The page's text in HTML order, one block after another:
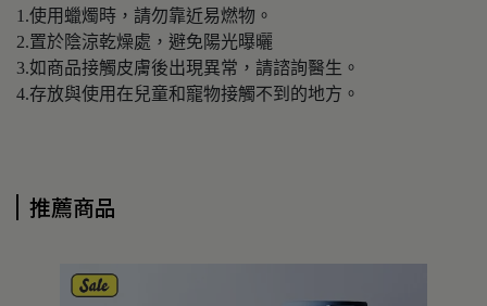
1.使用蠟燭時，請勿靠近易燃物。
2.置於陰涼乾燥處，避免陽光曝曬
3.如商品接觸皮膚後出現異常，請諮詢醫生。
4.存放與使用在兒童和寵物接觸不到的地方。
推薦商品